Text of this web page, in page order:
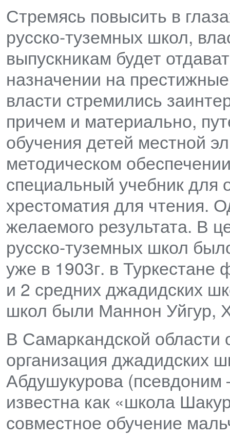
Стремясь повысить в
русско-туземных школ,
выпускникам будет
назначении на
власти стремились
причем и материально,
обучения детей местной
методическом
специальный учебник для
хрестоматия для чтения.
желаемого результата. В
русско-туземных школ
уже в 1903г. в
и 2 средних джадидских
школ были Маннон Уйгур,
В Самаркандской
организация джадидских
Абдушукурова
известна как «школа
совместное обучение